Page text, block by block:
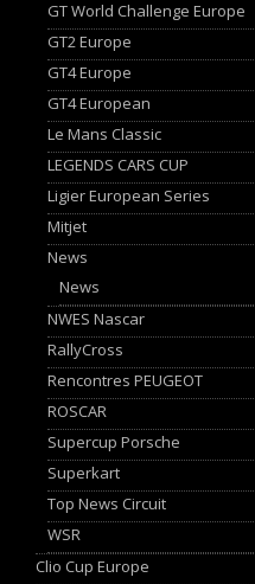
GT World Challenge Europe
GT2 Europe
GT4 Europe
GT4 European
Le Mans Classic
LEGENDS CARS CUP
Ligier European Series
Mitjet
News
News
NWES Nascar
RallyCross
Rencontres PEUGEOT
ROSCAR
Supercup Porsche
Superkart
Top News Circuit
WSR
Clio Cup Europe